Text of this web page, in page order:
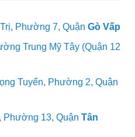
Phường 7, Quận Gò Vấp
Trung Mỹ Tây (Quận 12
Tuyển, Phường 2, Quận
Phường 13, Quận Tân